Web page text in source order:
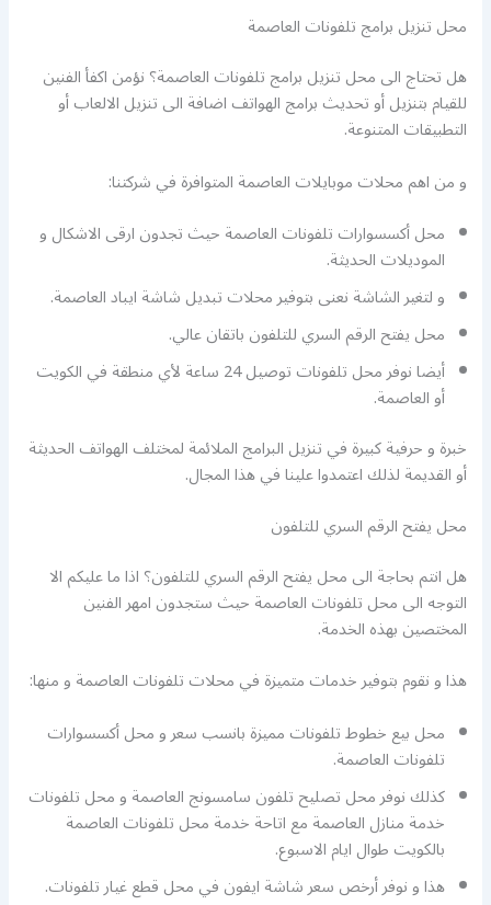
محل تنزيل برامج تلفونات العاصمة
هل تحتاج الى محل تنزيل برامج تلفونات العاصمة؟ نؤمن اكفأ الفنين
للقيام بتنزيل أو تحديث برامج الهواتف اضافة الى تنزيل الالعاب أو
التطبيقات المتنوعة.
و من اهم محلات موبايلات العاصمة المتوافرة في شركتنا:
محل أكسسوارات تلفونات العاصمة حيث تجدون ارقى الاشكال و
الموديلات الحديثة.
و لتغير الشاشة نعنى بتوفير محلات تبديل شاشة ايباد العاصمة.
محل يفتح الرقم السري للتلفون باتقان عالي.
أيضا نوفر محل تلفونات توصيل 24 ساعة لأي منطقة في الكويت
أو العاصمة.
خبرة و حرفية كبيرة في تنزيل البرامج الملائمة لمختلف الهواتف الحديثة
أو القديمة لذلك اعتمدوا علينا في هذا المجال.
محل يفتح الرقم السري للتلفون
هل انتم بحاجة الى محل يفتح الرقم السري للتلفون؟ اذا ما عليكم الا
التوجه الى محل تلفونات العاصمة حيث ستجدون امهر الفنين
المختصين بهذه الخدمة.
هذا و نقوم بتوفير خدمات متميزة في محلات تلفونات العاصمة و منها:
محل بيع خطوط تلفونات مميزة بانسب سعر و محل أكسسوارات
تلفونات العاصمة.
كذلك نوفر محل تصليح تلفون سامسونج العاصمة و محل تلفونات
خدمة منازل العاصمة مع اتاحة خدمة محل تلفونات العاصمة
بالكويت طوال ايام الاسبوع.
هذا و نوفر أرخص سعر شاشة ايفون في محل قطع غيار تلفونات.